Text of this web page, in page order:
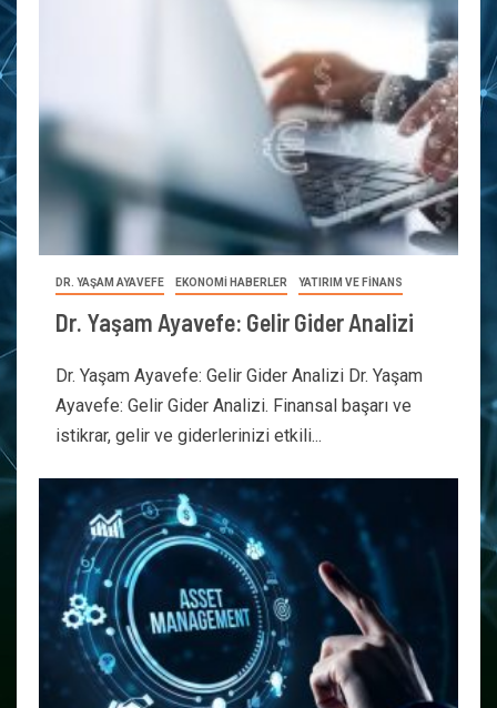
DR. YAŞAM AYAVEFE EKONOMİ HABERLER YATIRIM VE FİNANS
Dr. Yaşam Ayavefe: Gelir Gider Analizi
Dr. Yaşam Ayavefe: Gelir Gider Analizi Dr. Yaşam
Ayavefe: Gelir Gider Analizi. Finansal başarı ve
istikrar, gelir ve giderlerinizi etkili...